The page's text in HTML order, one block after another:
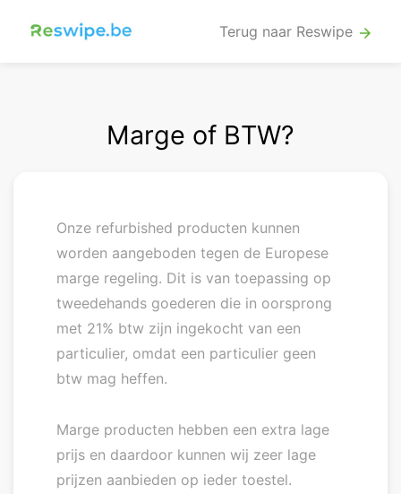
Terug naar Reswipe arrow_forward
Marge of BTW?
Onze refurbished producten kunnen
worden aangeboden tegen de Europese
marge regeling. Dit is van toepassing op
tweedehands goederen die in oorsprong
met 21% btw zijn ingekocht van een
particulier, omdat een particulier geen
btw mag heffen.
Marge producten hebben een extra lage
prijs en daardoor kunnen wij zeer lage
prijzen aanbieden op ieder toestel.